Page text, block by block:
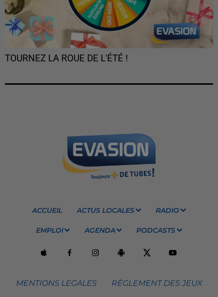
TOURNEZ LA ROUE DE L'ÉTÉ !
ACCUEIL ACTUS LOCALES RADIO
EMPLOI AGENDA PODCASTS
MENTIONS LEGALES RÈGLEMENT DES JEUX